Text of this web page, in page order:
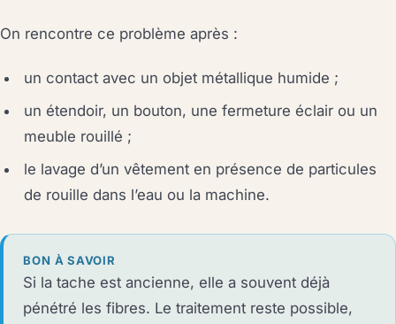
On rencontre ce problème après :
un contact avec un objet métallique humide ;
un étendoir, un bouton, une fermeture éclair ou un
meuble rouillé ;
le lavage d’un vêtement en présence de particules
de rouille dans l’eau ou la machine.
BON À SAVOIR
Si la tache est ancienne, elle a souvent déjà
pénétré les fibres. Le traitement reste possible,